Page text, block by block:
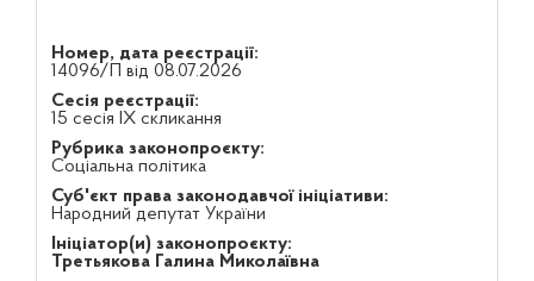
Номер, дата реєстрації:
14096/П від 08.07.2026
Сесія реєстрації:
15 сесія IX скликання
Рубрика законопроєкту:
Соціальна політика
Суб'єкт права законодавчої ініціативи:
Народний депутат України
Ініціатор(и) законопроєкту:
Третьякова Галина Миколаївна